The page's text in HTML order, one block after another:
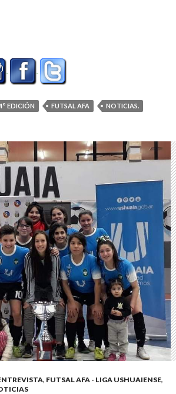
los dos mejores
EDICIÓN FUTSAL AFA NOTICIAS.
, FUTSAL AFA - LIGA USHUAIENSE,